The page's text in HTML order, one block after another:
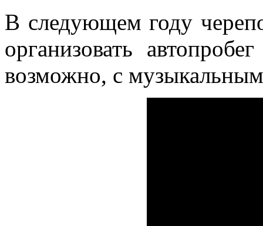
В следующем году
организовать
возможно, с